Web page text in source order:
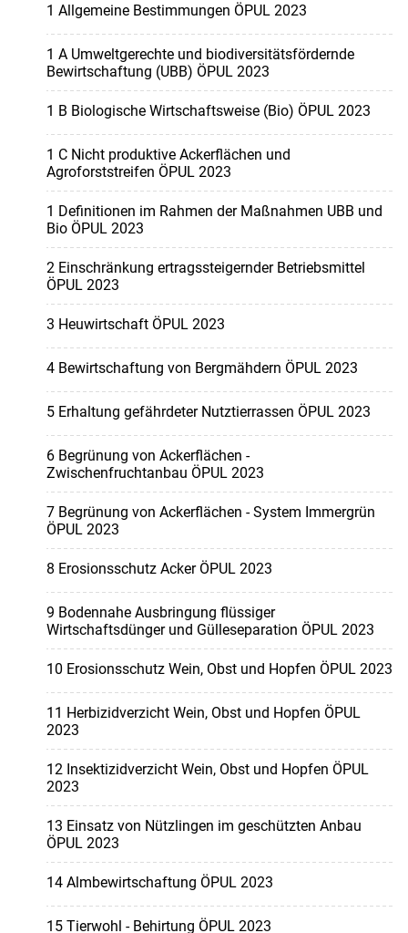
1 Allgemeine Bestimmungen ÖPUL 2023
1 A Umweltgerechte und biodiversitätsfördernde
Bewirtschaftung (UBB) ÖPUL 2023
1 B Biologische Wirtschaftsweise (Bio) ÖPUL 2023
1 C Nicht produktive Ackerflächen und
Agroforststreifen ÖPUL 2023
1 Definitionen im Rahmen der Maßnahmen UBB und
Bio ÖPUL 2023
2 Einschränkung ertragssteigernder Betriebsmittel
ÖPUL 2023
3 Heuwirtschaft ÖPUL 2023
4 Bewirtschaftung von Bergmähdern ÖPUL 2023
5 Erhaltung gefährdeter Nutztierrassen ÖPUL 2023
6 Begrünung von Ackerflächen -
Zwischenfruchtanbau ÖPUL 2023
7 Begrünung von Ackerflächen - System Immergrün
ÖPUL 2023
8 Erosionsschutz Acker ÖPUL 2023
9 Bodennahe Ausbringung flüssiger
Wirtschaftsdünger und Gülleseparation ÖPUL 2023
10 Erosionsschutz Wein, Obst und Hopfen ÖPUL 2023
11 Herbizidverzicht Wein, Obst und Hopfen ÖPUL
2023
12 Insektizidverzicht Wein, Obst und Hopfen ÖPUL
2023
13 Einsatz von Nützlingen im geschützten Anbau
ÖPUL 2023
14 Almbewirtschaftung ÖPUL 2023
15 Tierwohl - Behirtung ÖPUL 2023